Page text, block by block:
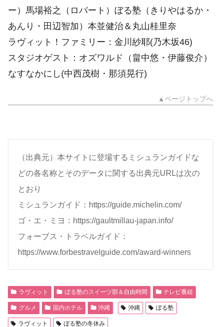
ー）馬場裕之（ロバート）ぼる塾（きりやはるか・
あんり・田辺智加）本並健治＆丸山桂里奈
ラヴィット！ファミリー：金川紗耶(乃木坂46)
スタジオゲスト：オズワルド（畠中悠・伊藤俊介）
なすなかにし(中西茂樹・那須晃行)
▲ページトップへ
（出典元）本サイトに登場するミシュランガイドな
どの各名称とそのデータに関する出典元URLは次の
とおり
ミシュランガイド：https://guide.michelin.com/
ゴ・エ・ミヨ：https://gaultmillau-japan.info/
フォーブス・トラベルガイド：
https://www.forbestravelguide.com/award-winners
ラヴィット ぼる塾のスイーツ部＆自由時間 テレビ番組
グルメ 国内ホテル 沖縄 沖縄 ぼる塾
ラヴィット ぼる塾の冬休み